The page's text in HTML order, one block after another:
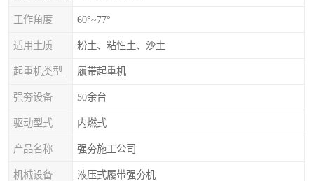
工作角度 60°~77°
适用土质 粉土、粘性土、沙土
起重机类型 履带起重机
强夯设备 50余台
驱动型式 内燃式
产品名称 强夯施工公司
机械设备 液压式履带强夯机